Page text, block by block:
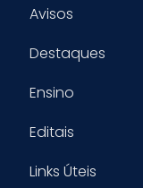
Avisos
Destaques
Ensino
Editais
Links Úteis